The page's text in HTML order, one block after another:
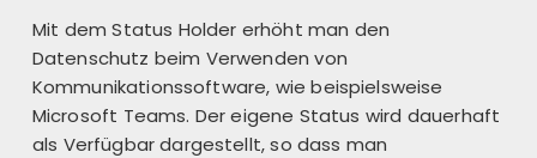
Mit dem Status Holder erhöht man den
Datenschutz beim Verwenden von
Kommunikationssoftware, wie beispielsweise
Microsoft Teams. Der eigene Status wird dauerhaft
als Verfügbar dargestellt, so dass man